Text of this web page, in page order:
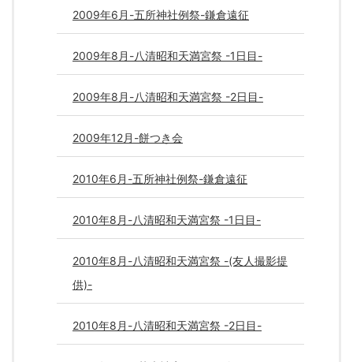
2009年6月-五所神社例祭-鎌倉遠征
2009年8月-八清昭和天満宮祭 -1日目-
2009年8月-八清昭和天満宮祭 -2日目-
2009年12月-餅つき会
2010年6月-五所神社例祭-鎌倉遠征
2010年8月-八清昭和天満宮祭 -1日目-
2010年8月-八清昭和天満宮祭 -(友人撮影提
供)-
2010年8月-八清昭和天満宮祭 -2日目-